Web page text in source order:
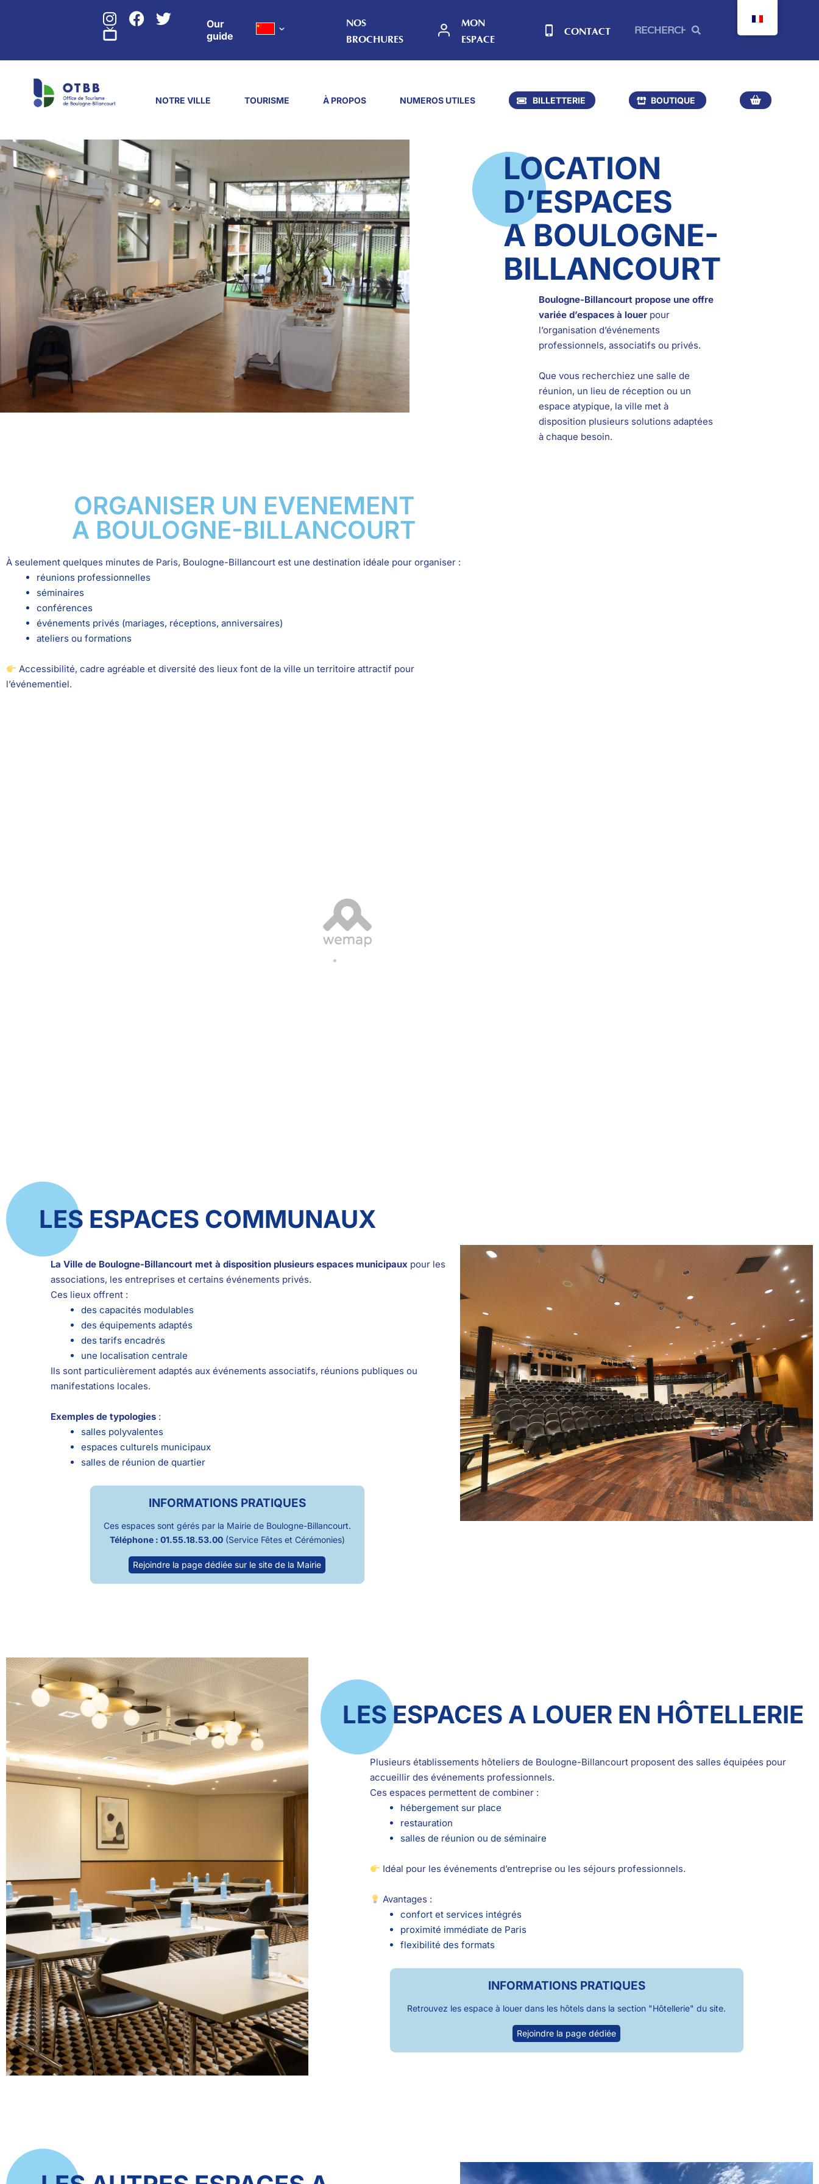
Our
guide
NOS
BROCHURES
MON
ESPACE
CONTACT
NOTRE VILLE TOURISME À PROPOS NUMEROS UTILES BILLETTERIE BOUTIQUE
LOCATION
D’ESPACES
A BOULOGNE-
BILLANCOURT
Boulogne-Billancourt propose une offre
variée d’espaces à louerpour
l’organisation d’événements
professionnels, associatifs ou privés.
Que vous recherchiez une salle de
réunion, un lieu de réception ou un
espace atypique, la ville met à
disposition plusieurs solutions adaptées
à chaque besoin.
ORGANISER UN EVENEMENT
A BOULOGNE-BILLANCOURT
À seulement quelques minutes de Paris, Boulogne-Billancourt est une destination idéale pour organiser :
réunions professionnelles
séminaires
conférences
événements privés (mariages, réceptions, anniversaires)
ateliers ou formations
Accessibilité, cadre agréable et diversité des lieux font de la ville un territoire attractif pour
l’événementiel.
LES ESPACES COMMUNAUX
La Ville de Boulogne-Billancourt met à disposition plusieurs espaces municipauxpour les
associations, les entreprises et certains événements privés.
Ces lieux offrent :
des capacités modulables
des équipements adaptés
des tarifs encadrés
une localisation centrale
Ils sont particulièrement adaptés aux événements associatifs, réunions publiques ou
manifestations locales.
Exemples de typologies:
salles polyvalentes
espaces culturels municipaux
salles de réunion de quartier
INFORMATIONS PRATIQUES
Ces espaces sont gérés par la Mairie de Boulogne-Billancourt.
Téléphone : 01.55.18.53.00(Service Fêtes et Cérémonies)
Rejoindre la page dédiée sur le site de la Mairie
LES ESPACES A LOUER EN HÔTELLERIE
Plusieurs établissements hôteliers de Boulogne-Billancourt proposent des salles équipées pour
accueillir des événements professionnels.
Ces espaces permettent de combiner :
hébergement sur place
restauration
salles de réunion ou de séminaire
Idéal pour les événements d’entreprise ou les séjours professionnels.
Avantages :
confort et services intégrés
proximité immédiate de Paris
flexibilité des formats
INFORMATIONS PRATIQUES
Retrouvez les espace à louer dans les hôtels dans la section "Hôtellerie" du site.
Rejoindre la page dédiée